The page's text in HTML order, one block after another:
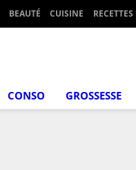
BEAUTÉ CUISINE RECETTES
CONSO GROSSESSE